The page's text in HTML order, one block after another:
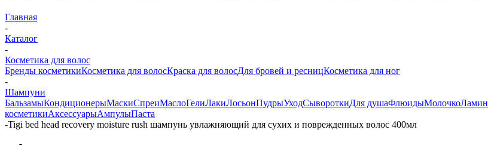
Главная
-
Каталог
-
Косметика для волос
Бренды косметикиКосметика для волосКраска для волосДля бровей и ресницКосметика для ног
-
Шампуни
БальзамыКондиционерыМаскиСпреиМаслоГелиЛакиЛосьонПудрыУходСывороткиДля душаФлюидыМолочко
косметикиАксессуарыАмпулыПаста
-Tigi bed head recovery moisture rush шампунь увлажняющий для сухих и поврежденных волос 400мл